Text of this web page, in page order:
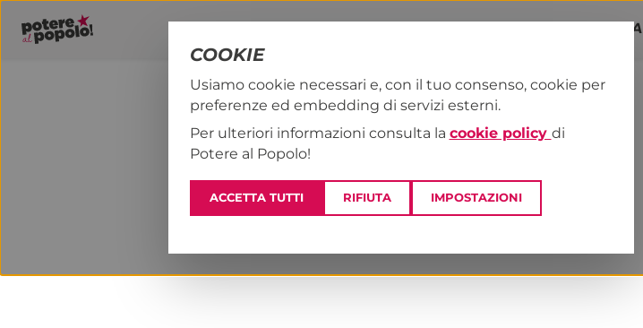
PROGRAMMA
PAP! NOTIZIE NEWS & MEDIA
COOKIE
Usiamo cookie necessari e, con il tuo consenso, cookie per
preferenze ed embedding di servizi esterni.
Per ulteriori informazioni consulta la cookie policy di
Potere al Popolo!
ACCETTA TUTTI RIFIUTA IMPOSTAZIONI